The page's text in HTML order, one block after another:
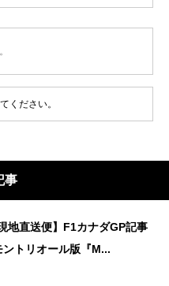
ください。
事
地直送便】F1カナダGP記事
トリオール版『M...